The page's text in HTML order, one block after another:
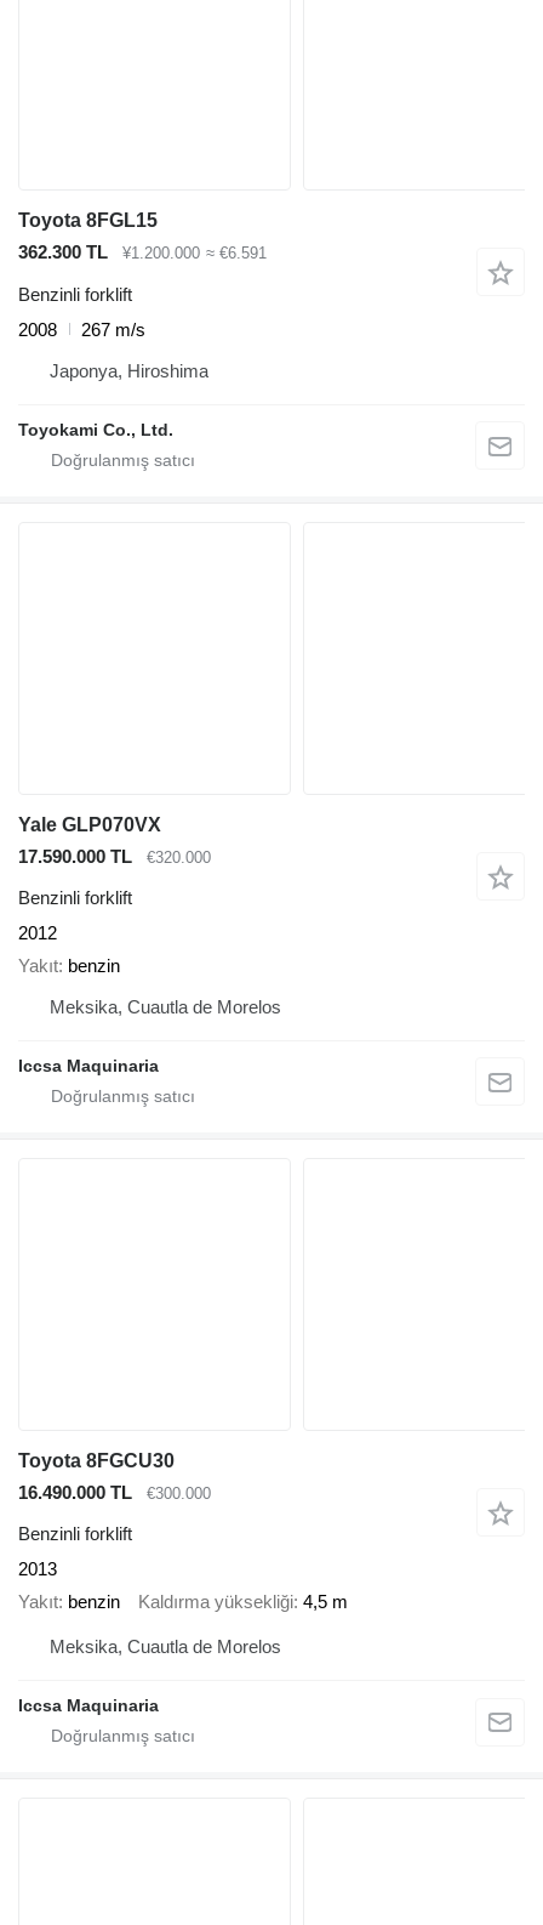
Toyota 8FGL15
362.300 TL
¥1.200.000 ≈ €6.591
Benzinli forklift
2008
267 m/s
Japonya, Hiroshima
Toyokami Co., Ltd.
Yale GLP070VX
17.590.000 TL
€320.000
Benzinli forklift
2012
Yakıt benzin
Meksika, Cuautla de Morelos
Iccsa Maquinaria
Toyota 8FGCU30
16.490.000 TL
€300.000
Benzinli forklift
2013
Yakıt benzin Kaldırma yüksekliği 4,5 m
Meksika, Cuautla de Morelos
Iccsa Maquinaria